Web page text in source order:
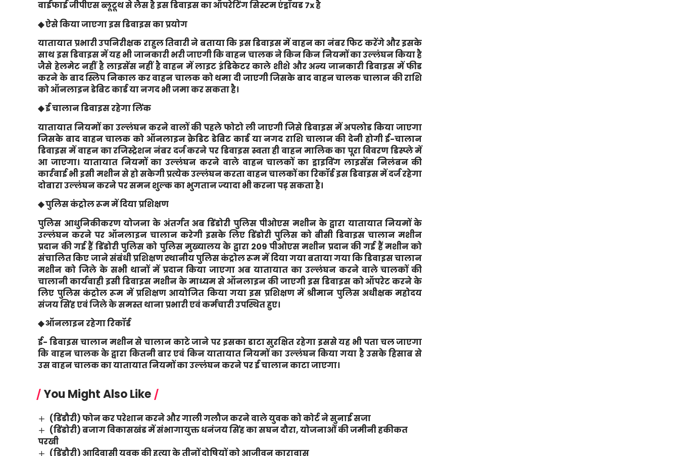
वाईफाई जीपीएस ब्लूटूथ से लैस है इस डिवाइस का ऑपरेटिंग सिस्टम एंड्रॉयड 7x है
◆ ऐसे किया जाएगा इस डिवाइस का प्रयोग
यातायात प्रभारी उपनिरीक्षक राहुल तिवारी ने बताया कि इस डिवाइस में वाहन का नंबर फिट करेंगे और इसके
साथ इस डिवाइस में यह भी जानकारी भरी जाएगी कि वाहन चालक ने किन किन नियमों का उल्लंघन किया है
जैसे हेलमेट नहीं है लाइसेंस नहीं है वाहन में लाइट इंडिकेटर काले शीशे और अन्य जानकारी डिवाइस में फीड
करने के बाद स्लिप निकाल कर वाहन चालक को थमा दी जाएगी जिसके बाद वाहन चालक चालान की राशि
को ऑनलाइन डेबिट कार्ड या नगद भी जमा कर सकता है।
◆ ई चालान डिवाइस रहेगा लिंक
यातायात नियमों का उल्लंघन करने वालों की पहले फोटो ली जाएगी जिसे डिवाइस में अपलोड किया जाएगा
जिसके बाद वाहन चालक को ऑनलाइन क्रेडिट डेबिट कार्ड या नगद राशि चालान की देनी होगी ई-चालान
डिवाइस में वाहन का रजिस्ट्रेशन नंबर दर्ज करने पर डिवाइस स्वता ही वाहन मालिक का पूरा विवरण डिस्प्ले में
आ जाएगा। यातायात नियमों का उल्लंघन करने वाले वाहन चालकों का ड्राइविंग लाइसेंस निलंबन की
कार्रवाई भी इसी मशीन से हो सकेगी प्रत्येक उल्लंघन करता वाहन चालकों का रिकॉर्ड इस डिवाइस में दर्ज रहेगा
दोबारा उल्लंघन करने पर समन शुल्क का भुगतान ज्यादा भी करना पड़ सकता है।
◆ पुलिस कंट्रोल रूम में दिया प्रशिक्षण
पुलिस आधुनिकीकरण योजना के अंतर्गत अब डिंडोरी पुलिस पीओएस मशीन के द्वारा यातायात नियमों के
उल्लंघन करने पर ऑनलाइन चालान करेगी इसके लिए डिंडोरी पुलिस को बीसी डिवाइस चालान मशीन
प्रदान की गई हैं डिंडोरी पुलिस को पुलिस मुख्यालय के द्वारा 209 पीओएस मशीन प्रदान की गई हैं मशीन को
संचालित किए जाने संबंधी प्रशिक्षण स्थानीय पुलिस कंट्रोल रूम में दिया गया बताया गया कि डिवाइस चालान
मशीन को जिले के सभी थानों में प्रदान किया जाएगा अब यातायात का उल्लंघन करने वाले चालकों की
चालानी कार्यवाही इसी डिवाइस मशीन के माध्यम से ऑनलाइन की जाएगी इस डिवाइस को ऑपरेट करने के
लिए पुलिस कंट्रोल रूम में प्रशिक्षण आयोजित किया गया इस प्रशिक्षण में श्रीमान पुलिस अधीक्षक महोदय
संजय सिंह एवं जिले के समस्त थाना प्रभारी एवं कर्मचारी उपस्थित हुए।
◆ ऑनलाइन रहेगा रिकॉर्ड
ई- डिवाइस चालान मशीन से चालान काटे जाने पर इसका डाटा सुरक्षित रहेगा इससे यह भी पता चल जाएगा
कि वाहन चालक के द्वारा कितनी बार एवं किन यातायात नियमों का उल्लंघन किया गया है उसके हिसाब से
उस वाहन चालक का यातायात नियमों का उल्लंघन करने पर ई चालान काटा जाएगा।
You Might Also Like
(डिंडौरी) फोन कर परेशान करने और गाली गलौज करने वाले युवक को कोर्ट ने सुनाई सजा
(डिंडोरी) बजाग विकासखंड में संभागायुक्त धनंजय सिंह का सघन दौरा, योजनाओं की जमीनी हकीकत
परखी
(डिंडौरी) आदिवासी युवक की हत्या के तीनों दोषियों को आजीवन कारावास